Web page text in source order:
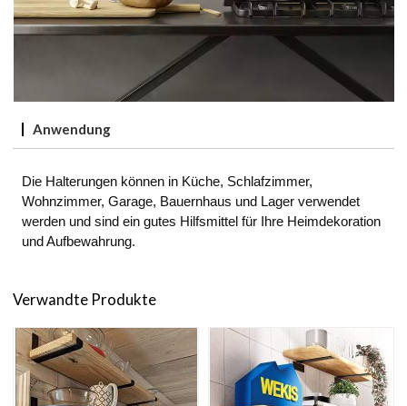
Anwendung
Die Halterungen können in Küche, Schlafzimmer,
Wohnzimmer, Garage, Bauernhaus und Lager verwendet
werden und sind ein gutes Hilfsmittel für Ihre Heimdekoration
und Aufbewahrung.
Verwandte Produkte